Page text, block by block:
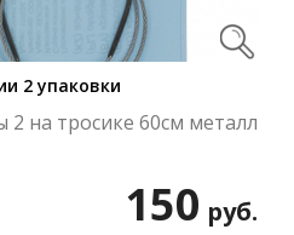
2 упаковки
2 на тросике 60см металл
150 руб.